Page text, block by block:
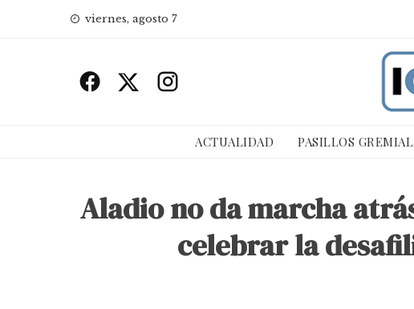
viernes, agosto 7
ACTUALIDAD PASILLOS
Aladio no da marcha
celebrar la